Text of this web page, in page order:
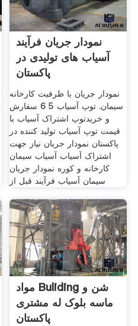
نمودار جریان فرآیند
آسیاب های تولیدی در
پاکستان
نمودار جریان با ظرفیت کارخانه
سیمان. توپ آسیاب 5 6 سفارش
و خریدتوپ اشتراک آسیاب با
قیمت توپ آسیاب تولید کننده در
پاکستان نمودار جریان نیاز جهت
اشتراک آسیاب آسیاب سیمان
کارخانه و کوره نمودار جریان
سیمان آسیاب فرآیند قبل از
مواد Buliding شن و
ماسه بلوک له مشتری
پاکستان